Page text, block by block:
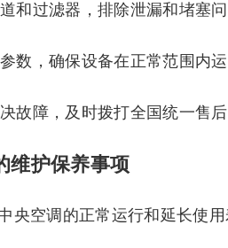
和过滤器，排除泄漏和堵塞问
数，确保设备在正常范围内运
故障，及时拨打全国统一售
维护保养事项
央空调的正常运行和延长使